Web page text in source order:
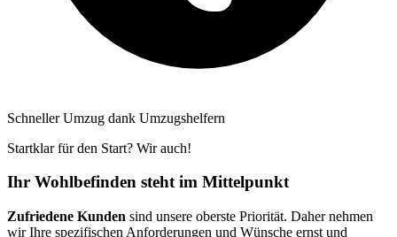
Schneller Umzug dank Umzugshelfern
Startklar für den Start? Wir auch!
Ihr Wohlbefinden steht im Mittelpunkt
Zufriedene Kunden sind unsere oberste Priorität. Daher nehmen
wir Ihre spezifischen Anforderungen und Wünsche ernst und